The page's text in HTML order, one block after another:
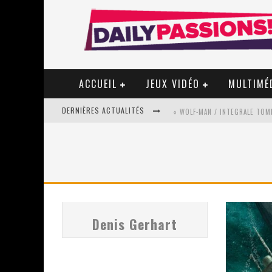
ACCUEIL JEUX VIDÉO
DERNIÈRES ACTUALITÉS « WOLF-MAN / INTEGRALE
« MON VILLAGE RÉVOLTÉ » -
PSYRIVER 2026 : LA MAGIE
« MOFUSAND / PARLER
Denis Gerhart